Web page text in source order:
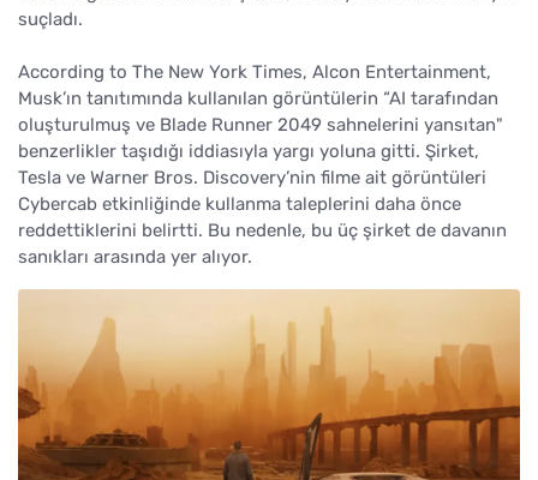
suçladı.
According to The New York Times, Alcon Entertainment,
Musk’ın tanıtımında kullanılan görüntülerin “AI tarafından
oluşturulmuş ve Blade Runner 2049 sahnelerini yansıtan"
benzerlikler taşıdığı iddiasıyla yargı yoluna gitti. Şirket,
Tesla ve Warner Bros. Discovery’nin filme ait görüntüleri
Cybercab etkinliğinde kullanma taleplerini daha önce
reddettiklerini belirtti. Bu nedenle, bu üç şirket de davanın
sanıkları arasında yer alıyor.